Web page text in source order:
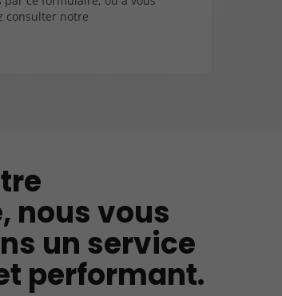
consulter notre
nous vous
un service
performant.